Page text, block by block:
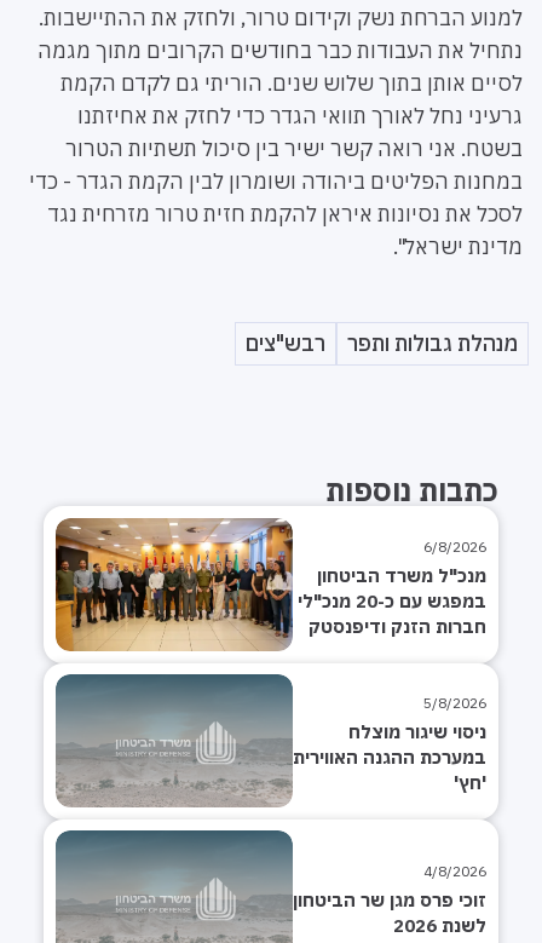
למנוע הברחת נשק וקידום טרור, ולחזק את ההתיישבות.
נתחיל את העבודות כבר בחודשים הקרובים מתוך מגמה
לסיים אותן בתוך שלוש שנים. הוריתי גם לקדם הקמת
גרעיני נחל לאורך תוואי הגדר כדי לחזק את אחיזתנו
בשטח. אני רואה קשר ישיר בין סיכול תשתיות הטרור
במחנות הפליטים ביהודה ושומרון לבין הקמת הגדר - כדי
לסכל את נסיונות איראן להקמת חזית טרור מזרחית נגד
מדינת ישראל".
מנהלת גבולות ותפר רבש"צים
כתבות נוספות
6/8/2026
מנכ"ל משרד הביטחון
במפגש עם כ-20 מנכ"לי
חברות הזנק ודיפנסטק
5/8/2026
ניסוי שיגור מוצלח
במערכת ההגנה האווירית
'חץ'
4/8/2026
זוכי פרס מגן שר הביטחון
לשנת 2026